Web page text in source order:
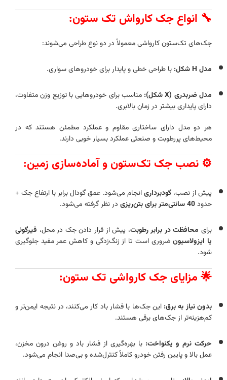
🔧 انواع جک کارواش تک ستون:
جک‌های تک‌ستون کارواشی معمولاً در دو نوع طراحی می‌شوند:
مدل H شکل: با طراحی خطی و پایدار برای خودروهای سواری.
مدل ضربدری (X شکل):
مناسب برای خودروهایی با توزیع وزن متفاوت،
دارای پایداری بیشتر در زمان بالابری.
هر دو مدل دارای ساختاری مقاوم و عملکرد مطمئن هستند که در
محیط‌های پررطوبت و صنعتی عملکرد بسیار خوبی دارند.
⚙️ نصب جک تک‌ستون و آماده‌سازی زمین:
پیش از نصب، گودبرداریانجام می‌شود. عمق گودال برابر با ارتفاع جک +
حدود40 سانتی‌متر برای بتن‌ریزی در نظر گرفته می‌شود.
برای محافظت در برابر رطوبت، پیش از قرار دادن جک در محل، قیرگونی
یا ایزولاسیونضروری است تا از زنگ‌زدگی و کاهش عمر مفید جلوگیری
شود.
🌟 مزایای جک کارواشی تک ستون:
بدون نیاز به برق: این جک‌ها با فشار باد کار می‌کنند، در نتیجه ایمن‌تر و
کم‌هزینه‌تر از جک‌های برقی هستند.
حرکت نرم و یکنواخت: با بهره‌گیری از فشار باد و روغن درون مخزن،
عمل بالا و پایین رفتن خودرو کاملاً کنترل‌شده و بی‌صدا انجام می‌شود.